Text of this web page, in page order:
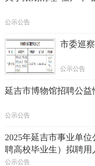
公示公告
市委巡
公示公告
延吉市博物馆招聘公
公示公告
2025年延吉市事业单
聘高校毕业生）拟聘用
公示公告